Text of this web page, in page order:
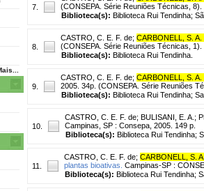
7.
(CONSEPA. Série Reuniões Técnicas, 8).
Biblioteca(s): Biblioteca Rui Tendinha;
8.
CASTRO, C. E. F. de; CARBONELL, S. A.
(CONSEPA. Série Reuniões Técnicas, 1).
Biblioteca(s): Biblioteca Rui Tendinha.
9.
CASTRO, C. E. F. de; CARBONELL, S. A.
2005. 34p. (CONSEPA. Série Reuniões
Biblioteca(s): Biblioteca Rui Tendinha;
10.
CASTRO, C. E. F. de; BULISANI, E. A. ;
Campinas, SP : Consepa, 2005. 149 p.
Biblioteca(s): Biblioteca Rui Tendinha;
11.
CASTRO, C. E. F. de; CARBONELL, S.
plantas bioativas. Campinas-SP :
Biblioteca(s): Biblioteca Rui Tendinha;